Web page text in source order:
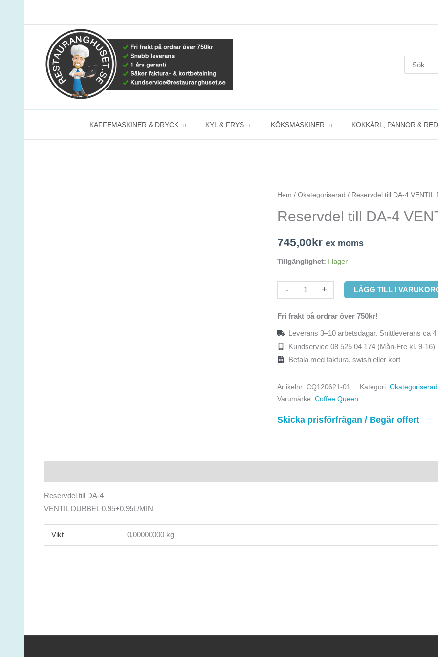
for:
KAFFEMASKINER & DRYCK KYL & FRYS KÖKSMASKINER KOKKÄRL, PANNOR &
Hem /Okategoriserad / Reservdel till DA-4 VENTIL
Reservdel till DA-4
745,00 kr ex moms
Tillgänglighet: I lager
-
Reservdel
DA-
VENTIL
DUBBEL
+ LÄGG TILL I
Fri frakt på ordrar över 750kr!
Leverans 3–10 arbetsdagar. Snittleverans ca 4
Kundservice 08 525 04 174 (Mån-Fre kl. 9-16)
Betala med faktura, swish eller kort
Artikelnr:CQ120621-01 Kategori:Okategoriserad
Varumärke: Coffee Queen
Skicka prisförfrågan / Begär offert
Reservdel till DA-4
VENTIL DUBBEL 0,95+0,95L/MIN
Vikt 0,00000000 kg